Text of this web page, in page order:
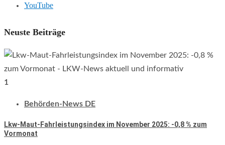
YouTube
Neuste Beiträge
1
Behörden-News DE
Lkw-Maut-Fahrleistungsindex im November 2025: -0,8 % zum
Vormonat